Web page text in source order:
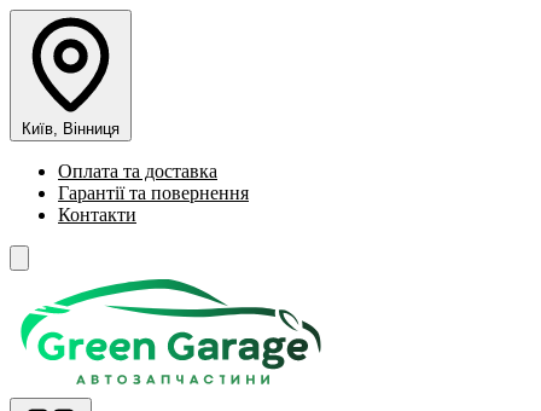
Київ, Вінниця
Оплата та доставка
Гарантії та повернення
Контакти